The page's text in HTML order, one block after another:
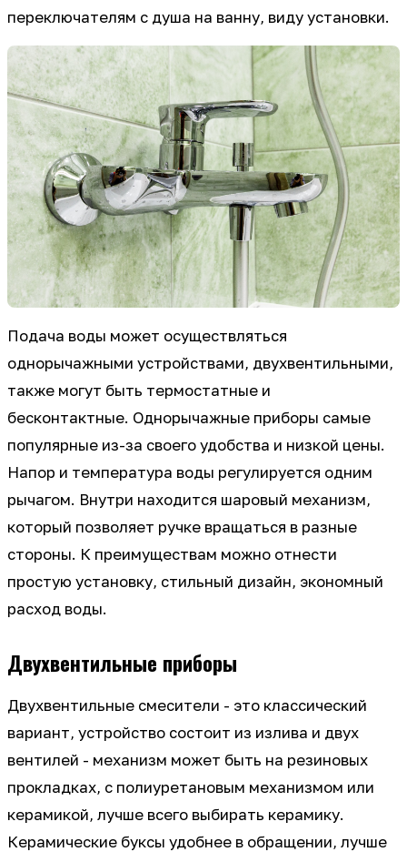
переключателям с душа на ванну, виду установки.
Подача воды может осуществляться
однорычажными устройствами, двухвентильными,
также могут быть термостатные и
бесконтактные. Однорычажные приборы самые
популярные из-за своего удобства и низкой цены.
Напор и температура воды регулируется одним
рычагом. Внутри находится шаровый механизм,
который позволяет ручке вращаться в разные
стороны. К преимуществам можно отнести
простую установку, стильный дизайн, экономный
расход воды.
Двухвентильные приборы
Двухвентильные смесители - это классический
вариант, устройство состоит из излива и двух
вентилей - механизм может быть на резиновых
прокладках, с полиуретановым механизмом или
керамикой, лучше всего выбирать керамику.
Керамические буксы удобнее в обращении, лучше